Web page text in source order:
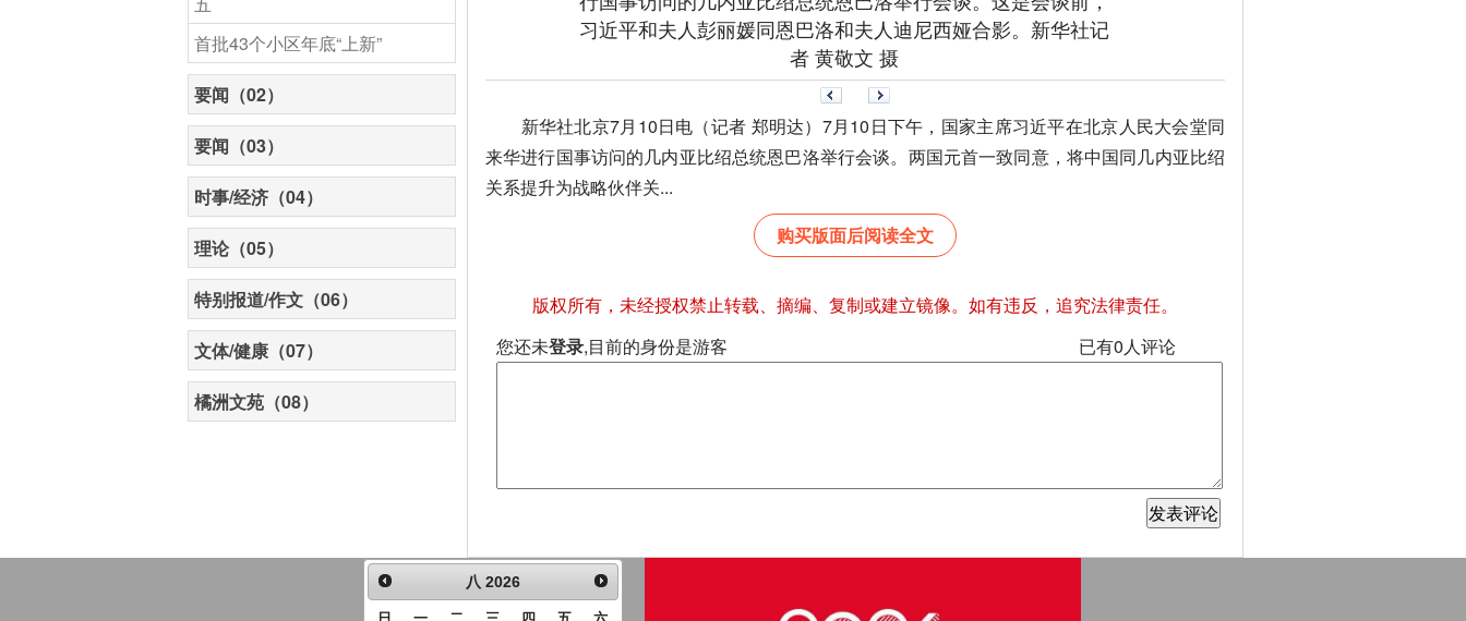
首批43个小区年底“上新”
要闻（02）
要闻（03）
时事/经济（04）
理论（05）
特别报道/作文（06）
文体/健康（07）
橘洲文苑（08）
习近平和夫人彭丽媛同恩巴洛和夫人迪尼西娅合影。新华社记
者 黄敬文 摄
新华社北京7月10日电（记者 郑明达）7月10日下午，国家主席习近平在北京人民大会堂同
来华进行国事访问的几内亚比绍总统恩巴洛举行会谈。两国元首一致同意，将中国同几内亚比绍
关系提升为战略伙伴关...
购买版面后阅读全文
版权所有，未经授权禁止转载、摘编、复制或建立镜像。如有违反，追究法律责任。
您还未登录,目前的身份是游客 已有0人评论
八 2026